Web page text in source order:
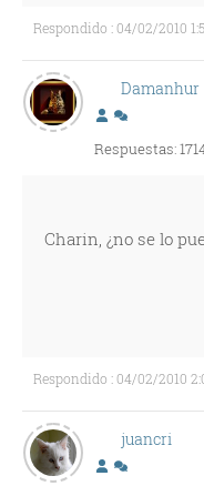
Respondido : 04/02/2010
Damanhur
Respuestas:
Charin, ¿no se lo
Respondido : 04/02/2010
juancri